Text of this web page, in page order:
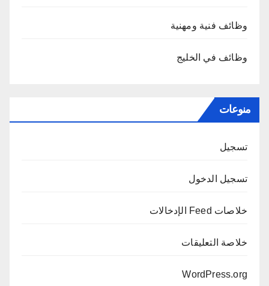
وظائف فنية ومهنية
وظائف في الخليج
منوعات
تسجيل
تسجيل الدخول
خلاصات Feed الإدخالات
خلاصة التعليقات
WordPress.org